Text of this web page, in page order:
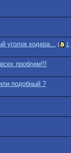
уголок кодера... ( 1
проблем!!!
подобный ?